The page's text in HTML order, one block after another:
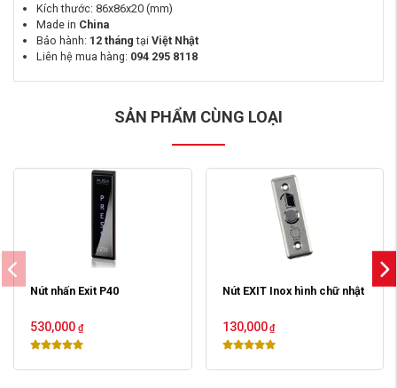
Kích thước: 86x86x20 (mm)
Made in China
Bảo hành: 12 thángtại Việt Nhật
Liên hệ mua hàng: 094 295 8118
SẢN PHẨM CÙNG LOẠI
Nút nhấn Exit P40
530,000 ₫
Nút EXIT Inox hình chữ nhật
130,000 ₫